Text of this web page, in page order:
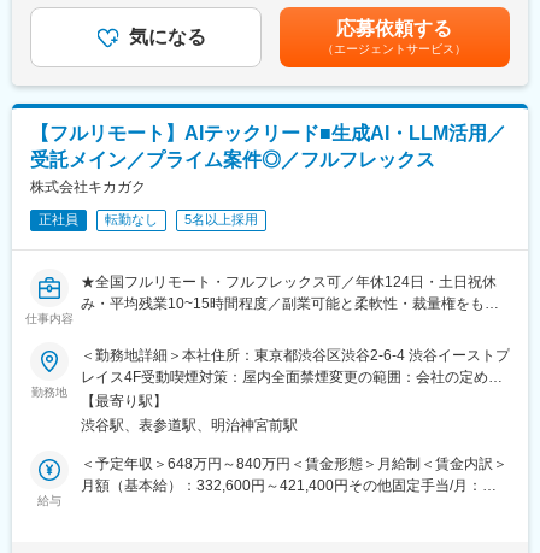
ますが、その中の一つに「在宅勤務」があげられます。出社勤務
時とは異なるコミュニケーションスタイルの中で、いま加速度的
にメンタルヘルスケアが求められています。そのような社会の変
化に合わせた迅速なプラットフォームの開発と改善を行うため
に、戦略をたてながら開発をリードできるエンジニアを採用する
ことで、体制をさらに強化させることを狙いとしています。
変更の範囲：会社の定める業務
化支援/採用コンサルティング/女性活躍支援/人事制度構築、運用
支援
企業の成長フェーズに応じて様々なコンサルティングを提供しま
社会保険・労働保険の各種届出/給与計算/賞与計算
BPOを通して企業の成長を支援し内部体制の整備をサポートしま
す。
組織構成：
代表、社労士4名（30代女性）、弁護士兼社労士2名（30代女
す。AIファーストの組織作りを目指しています。
・弊所のクライアントはベンチャー企業から上場企業が中心で
す。グループ企業に弁護士ドットコムもあることから、ベンチャ
ー・IT系企業が比較的多いです。
ペーパーレス化が徹底されていいて、AIの活用も進んでいます。
・「クライアントの環境を変えない」をスタンスにしており、複
数のシステムを同時利用しています。新しいツールの導入も積極
経験に応じて応相談賃金はあくまでも目安の金額であり、選考を
通じて上下する可能性があります。月給(月額)は固定手当を含めた
気になる 応募依頼する
（エージェントサービス）
【フルリモート】AIテックリード■生成AI・LLM活用／
受託メイン／プライム案件◎／フルフレックス
株式会社キカガク
正社員 転勤なし 5名以上採用
仕事内容
★全国フルリモート・フルフレックス可／年休124日・土日祝休
み・平均残業10~15時間程度／副業可能と柔軟性・裁量権をもっ
★技術選定・アーキテクチャ設計など上流から入り込んだ経験を
することが可能！
AX事業部のテックリーダー／テックタレントとして、AI技術の価
値を最大化するシステム開発を推進していただきます。
PoCで得られた知見をもとに、実運用レベルのAIシステムやアプ
リケーションを設計・開発いただきます。
勤務地
＜勤務地詳細＞本社住所：東京都渋谷区渋谷2-6-4 渋谷イーストプ
レイス4F受動喫煙対策：屋内全面禁煙変更の範囲：会社の定める
事業所（リモートワーク含む）
【最寄り駅】
渋谷駅、表参道駅、明治神宮前駅
給与
＜予定年収＞648万円～840万円＜賃金形態＞月給制＜賃金内訳＞
月額（基本給）：332,600円～421,400円その他固定手当/月：